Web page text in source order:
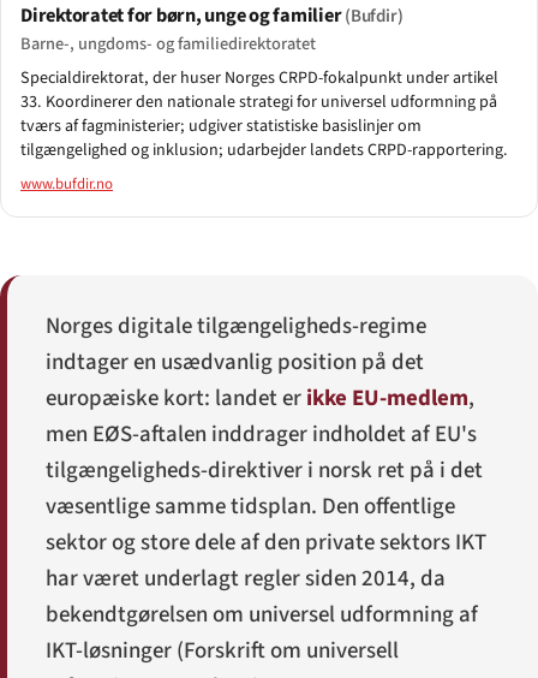
Direktoratet for børn, unge og familier(Bufdir)
Barne-, ungdoms- og familiedirektoratet
Specialdirektorat, der huser Norges CRPD-fokalpunkt under artikel
33. Koordinerer den nationale strategi for universel udformning på
tværs af fagministerier; udgiver statistiske basislinjer om
tilgængelighed og inklusion; udarbejder landets CRPD-rapportering.
www.bufdir.no
Norges digitale tilgængeligheds-regime
indtager en usædvanlig position på det
europæiske kort: landet erikke EU-medlem,
men EØS-aftalen inddrager indholdet af EU's
tilgængeligheds-direktiver i norsk ret på i det
væsentlige samme tidsplan. Den offentlige
sektor og store dele af den private sektors IKT
har været underlagt regler siden 2014, da
bekendtgørelsen om universel udformning af
IKT-løsninger (Forskrift om universell